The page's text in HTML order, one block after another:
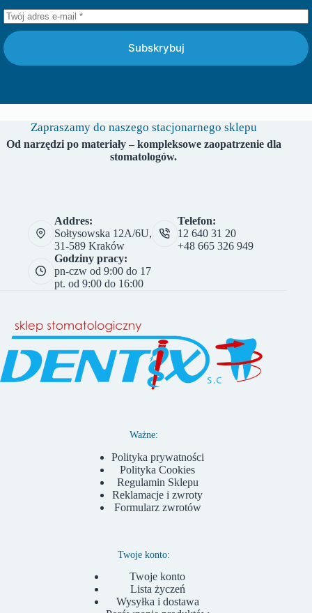
Subskrybuj
Zapraszamy do naszego stacjonarnego sklepu
Od narzędzi po materiały – kompleksowe zaopatrzenie dla
stomatologów.
Addres:
Sołtysowska 12A/6U,
31-589 Kraków
Telefon:
12 640 31 20
+48 665 326 949
Godziny pracy:
pn-czw od 9:00 do 17
pt. od 9:00 do 16:00
Ważne:
Polityka prywatności
Polityka Cookies
Regulamin Sklepu
Reklamacje i zwroty
Formularz zwrotów
Twoje konto:
Twoje konto
Lista życzeń
Wysyłka i dostawa